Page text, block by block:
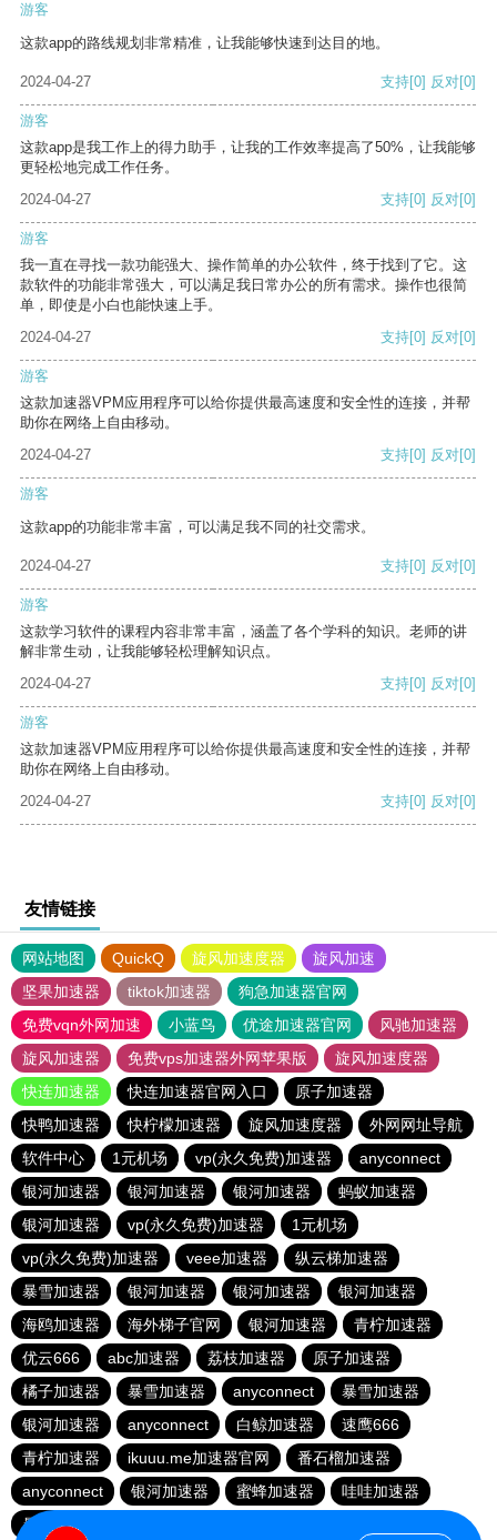
游客
这款app的路线规划非常精准，让我能够快速到达目的地。
2024-04-27 支持[0] 反对[0]
游客
这款app是我工作上的得力助手，让我的工作效率提高了50%，让我能够
更轻松地完成工作任务。
2024-04-27
支持[0] 反对[0]
游客
我一直在寻找一款功能强大、操作简单的办公软件，终于找到了它。这
款软件的功能非常强大，可以满足我日常办公的所有需求。操作也很简
单，即使是小白也能快速上手。
2024-04-27
支持[0] 反对[0]
游客
这款加速器VPM应用程序可以给你提供最高速度和安全性的连接，并帮
助你在网络上自由移动。
2024-04-27
支持[0] 反对[0]
游客
这款app的功能非常丰富，可以满足我不同的社交需求。
2024-04-27 支持[0] 反对[0]
游客
这款学习软件的课程内容非常丰富，涵盖了各个学科的知识。老师的讲
解非常生动，让我能够轻松理解知识点。
2024-04-27
支持[0] 反对[0]
游客
这款加速器VPM应用程序可以给你提供最高速度和安全性的连接，并帮
助你在网络上自由移动。
2024-04-27
支持[0] 反对[0]
友情链接
网站地图 QuickQ 旋风加速度器
旋风加速
坚果加速器
tiktok加速器
狗急加速器官网
免费vqn外网加速
小蓝鸟 优途加速器官网
风驰加速器
旋风加速器
免费vps加速器外网苹果版
旋风加速度器
快连加速器
快连加速器官网入口
原子加速器
快鸭加速器
快柠檬加速器 旋风加速度器
外网网址导航
软件中心
1元机场 vp(永久免费)加速器
anyconnect
银河加速器
银河加速器 银河加速器
蚂蚁加速器
银河加速器
vp(永久免费)加速器
1元机场
vp(永久免费)加速器
veee加速器
纵云梯加速器
暴雪加速器
银河加速器 银河加速器
银河加速器
海鸥加速器
海外梯子官网 银河加速器
青柠加速器
优云666
abc加速器 荔枝加速器
原子加速器
橘子加速器
暴雪加速器 anyconnect
暴雪加速器
银河加速器
anyconnect 白鲸加速器
速鹰666
青柠加速器
ikuuu.me加速器官网
番石榴加速器
anyconnect
银河加速器 蜜蜂加速器
哇哇加速器
暴雪加速器